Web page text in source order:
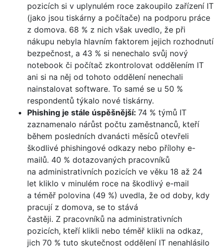
pozicích si v uplynulém roce zakoupilo zařízení IT
(jako jsou tiskárny a počítače) na podporu práce
z domova. 68 % z nich však uvedlo, že při
nákupu nebyla hlavním faktorem jejich rozhodnutí
bezpečnost, a 43 % si nenechalo svůj nový
notebook či počítač zkontrolovat oddělením IT
ani si na něj od tohoto oddělení nenechali
nainstalovat software. To samé se u 50 %
respondentů týkalo nové tiskárny.
Phishing je stále úspěšnější: 74 % týmů IT
zaznamenalo nárůst počtu zaměstnanců, kteří
během posledních dvanácti měsíců otevřeli
škodlivé phishingové odkazy nebo přílohy e-
mailů. 40 % dotazovaných pracovníků
na administrativních pozicích ve věku 18 až 24
let kliklo v minulém roce na škodlivý e-mail
a téměř polovina (49 %) uvedla, že od doby, kdy
pracují z domova, se to stává
častěji. Z pracovníků na administrativních
pozicích, kteří klikli nebo téměř klikli na odkaz,
jich 70 % tuto skutečnost oddělení IT nenahlásilo